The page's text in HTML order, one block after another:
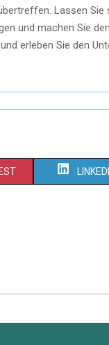
Lassen Sie
und machen Sie
erleben Sie den
S
O
N